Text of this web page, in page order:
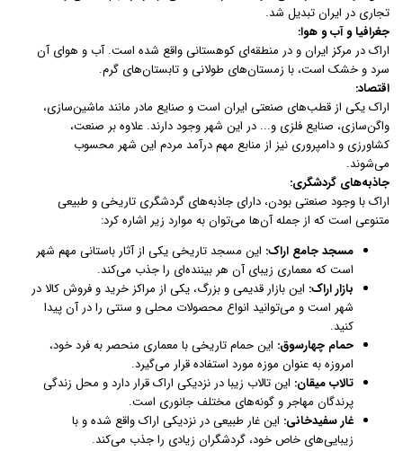
تجاری در ایران تبدیل شد.
جغرافیا و آب و هوا:
اراک در مرکز ایران و در منطقه‌ای کوهستانی واقع شده است. آب و هوای آن
سرد و خشک است، با زمستان‌های طولانی و تابستان‌های گرم.
اقتصاد:
اراک یکی از قطب‌های صنعتی ایران است و صنایع مادر مانند ماشین‌سازی،
واگن‌سازی، صنایع فلزی و... در این شهر وجود دارند. علاوه بر صنعت،
کشاورزی و دامپروری نیز از منابع مهم درآمد مردم این شهر محسوب
می‌شوند.
جاذبه‌های گردشگری:
اراک با وجود صنعتی بودن، دارای جاذبه‌های گردشگری تاریخی و طبیعی
متنوعی است که از جمله آن‌ها می‌توان به موارد زیر اشاره کرد:
مسجد جامع اراک: این مسجد تاریخی یکی از آثار باستانی مهم شهر
است که معماری زیبای آن هر بیننده‌ای را جذب می‌کند.
بازار اراک: این بازار قدیمی و بزرگ، یکی از مراکز خرید و فروش کالا در
شهر است و می‌توانید انواع محصولات محلی و سنتی را در آن پیدا
کنید.
حمام چهارسوق: این حمام تاریخی با معماری منحصر به فرد خود،
امروزه به عنوان موزه مورد استفاده قرار می‌گیرد.
تالاب میقان: این تالاب زیبا در نزدیکی اراک قرار دارد و محل زندگی
پرندگان مهاجر و گونه‌های مختلف جانوری است.
غار سفیدخانی: این غار طبیعی در نزدیکی اراک واقع شده و با
زیبایی‌های خاص خود، گردشگران زیادی را جذب می‌کند.